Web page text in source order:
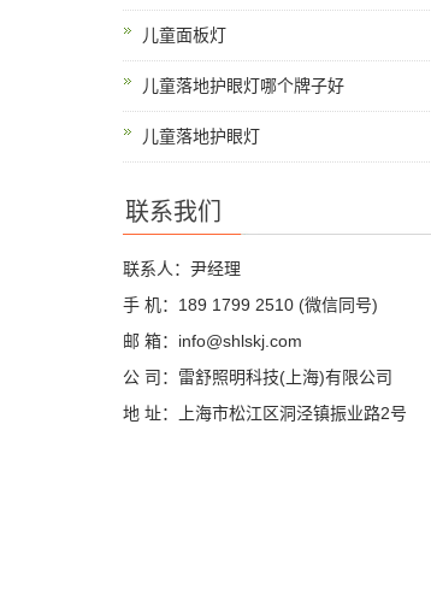
儿童面板灯
儿童落地护眼灯哪个牌子好
儿童落地护眼灯
联系我们
联系人：尹经理
手 机：189 1799 2510 (微信同号)
邮 箱：info@shlskj.com
公 司：雷舒照明科技(上海)有限公司
地 址：上海市松江区洞泾镇振业路2号